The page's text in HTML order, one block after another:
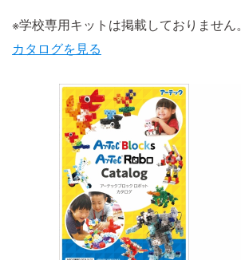
※学校専用キットは掲載しておりません。
カタログを見る